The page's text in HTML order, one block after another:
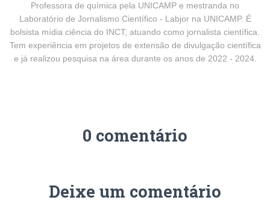
Professora de química pela UNICAMP e mestranda no
Laboratório de Jornalismo Científico - Labjor na UNICAMP. É
bolsista mídia ciência do INCT, atuando como jornalista científica.
Tem experiência em projetos de extensão de divulgação científica
e já realizou pesquisa na área durante os anos de 2022 - 2024.
0 comentário
Deixe um comentário